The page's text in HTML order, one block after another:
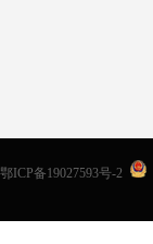
鄂ICP备19027593号-2